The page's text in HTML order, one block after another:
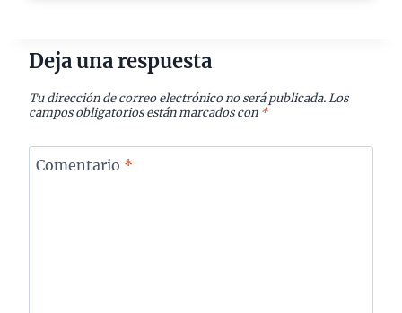
Deja una respuesta
Tu dirección de correo electrónico no será publicada. Los
campos obligatorios están marcados con *
Comentario *